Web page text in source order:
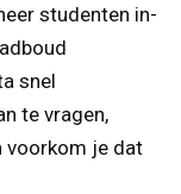
studenten in-
snel
te vragen,
voorkom je dat